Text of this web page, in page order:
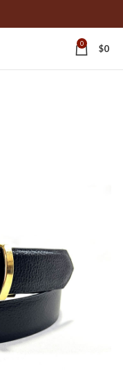
0 $0